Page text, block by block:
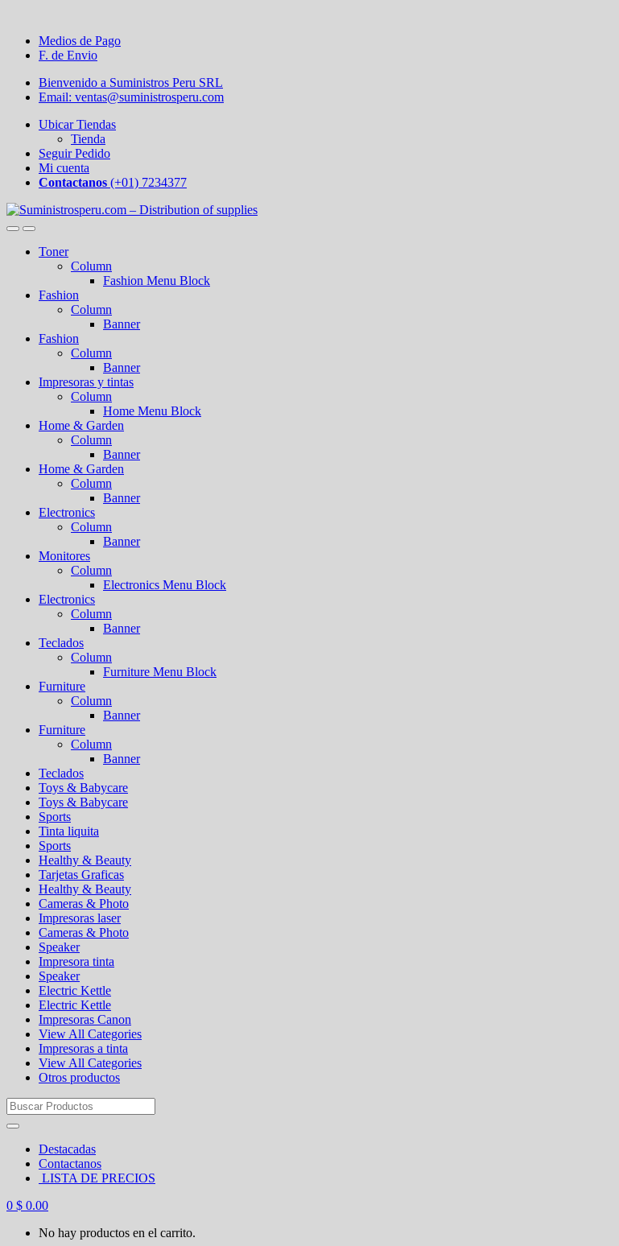
Medios de Pago
F. de Envio
Bienvenido a Suministros Peru SRL
Email: ventas@suministrosperu.com
Ubicar Tiendas
Tienda
Seguir Pedido
Mi cuenta
Contactanos (+01) 7234377
Toner
Column
Fashion Menu Block
Fashion
Column
Banner
Fashion
Column
Banner
Impresoras y tintas
Column
Home Menu Block
Home & Garden
Column
Banner
Home & Garden
Column
Banner
Electronics
Column
Banner
Monitores
Column
Electronics Menu Block
Electronics
Column
Banner
Teclados
Column
Furniture Menu Block
Furniture
Column
Banner
Furniture
Column
Banner
Teclados
Toys & Babycare
Toys & Babycare
Sports
Tinta liquita
Sports
Healthy & Beauty
Tarjetas Graficas
Healthy & Beauty
Cameras & Photo
Impresoras laser
Cameras & Photo
Speaker
Impresora tinta
Speaker
Electric Kettle
Electric Kettle
Impresoras Canon
View All Categories
Impresoras a tinta
View All Categories
Otros productos
Search
for:
Destacadas
Contactanos
LISTA DE PRECIOS
0 $ 0.00
No hay productos en el carrito.